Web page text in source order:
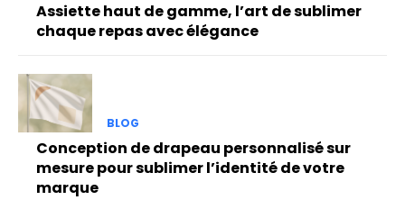
Assiette haut de gamme, l’art de sublimer
chaque repas avec élégance
BLOG
Conception de drapeau personnalisé sur
mesure pour sublimer l’identité de votre
marque